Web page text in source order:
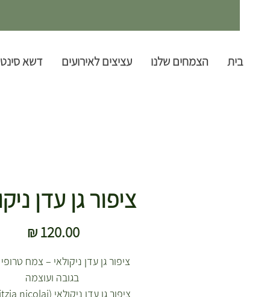
בית הצמחים שלנו עציצים לאירועים דשא
ציפור גן עדן
ציפור גן עדן ניקולאי – צמח
בגובה ועוצמה